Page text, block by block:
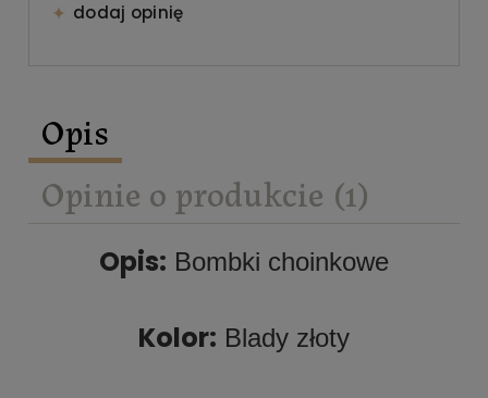
dodaj opinię
Opis
Opinie o produkcie (1)
Opis: Bombki choinkowe
Kolor: Blady złoty